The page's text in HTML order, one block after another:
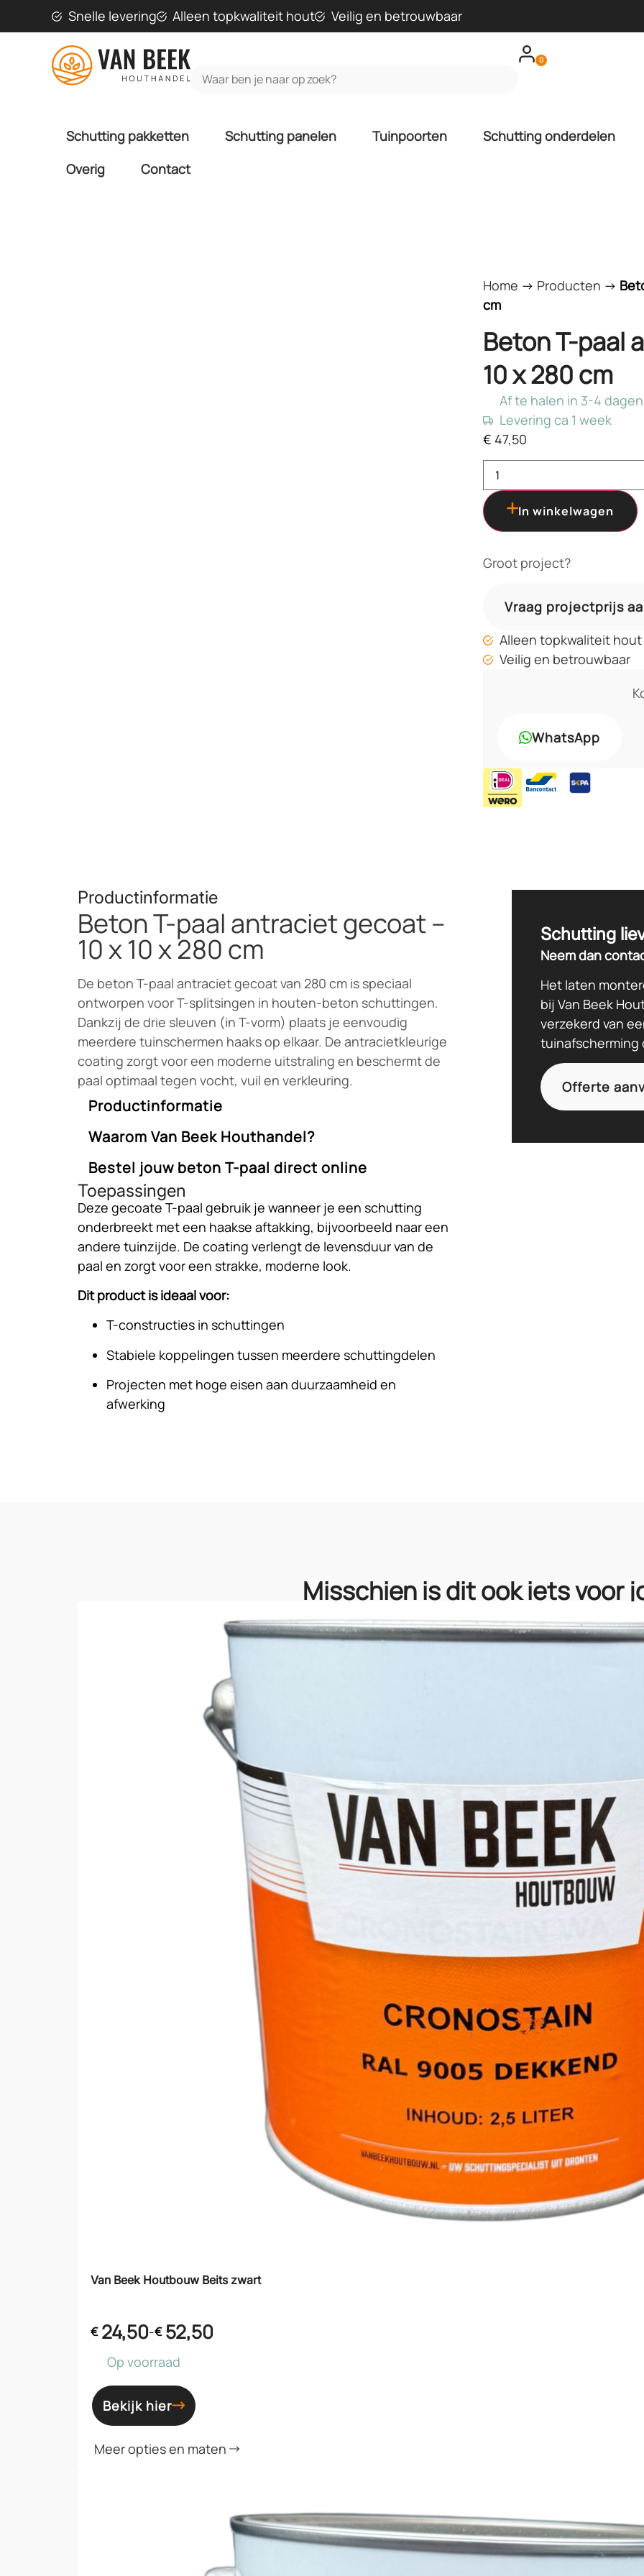
Snelle levering Alleen topkwaliteit hout Veilig en betrouwbaar
0
Schutting pakketten Schutting panelen Tuinpoorten
Schutting onderdelen
Overig
Contact
Home -> Producten ->
cm
Beton T-paal
10 x 280 cm
Af te halen in 3-4 dagen
Levering ca 1 week
€ 47,50
In winkelwagen
Groot project?
Vraag projectprijs
Alleen topkwaliteit hout
Veilig en betrouwbaar
WhatsApp
Productinformatie
Beton T-paal antraciet gecoat –
10 x 10 x 280 cm
De beton T-paal antraciet gecoat van 280 cm is speciaal
ontworpen voor T-splitsingen in houten-beton schuttingen.
Dankzij de drie sleuven (in T-vorm) plaats je eenvoudig
meerdere tuinschermen haaks op elkaar. De antracietkleurige
coating zorgt voor een moderne uitstraling en beschermt de
paal optimaal tegen vocht, vuil en verkleuring.
Productinformatie
Afmetingen: 10 x 10 x 280 cm
Kleur:Antraciet (gecoat)
Type:
T-paal met 3 sleuven (T-configuratie)
Materiaal:Gecoat beton
Toepassing: T-splitsingen in houten-beton schuttingen
Waarom Van Beek Houthandel?
Van Beek Houthandel staat voor vakmanschap,
betrouwbaarheid en scherpe prijzen. Dankzij onze ruime
voorraad en online bestelgemak start jij snel met bouwen aan
een duurzaam project.
Bestel jouw beton T-paal direct online
Zorg voor een robuuste T-verbinding in jouw schutting. Bestel
de antraciet gecoate beton T-paal 280 cm eenvoudig bij Van
Beek Houthandel – kwaliteit en gemak in één.
Toepassingen
Deze gecoate T-paal gebruik je wanneer je een schutting
onderbreekt met een haakse aftakking, bijvoorbeeld naar een
andere tuinzijde. De coating verlengt de levensduur van de
paal en zorgt voor een strakke, moderne look.
Dit product is ideaal voor:
T-constructies in schuttingen
Stabiele koppelingen tussen meerdere schuttingdelen
Projecten met hoge eisen aan duurzaamheid en
afwerking
Schutting
Neem dan
Het laten
bij Van Beek
verzekerd van
tuinafscherming
Offerte
Misschien is dit ook iets voor
Van Beek Houtbouw Beits zwart
€24,50-€52,50
Op voorraad
Bekijk hier
Meer opties en maten